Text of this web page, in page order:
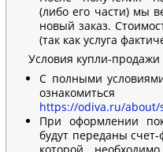
(либо его части) мы
новый заказ.
(так как услуга
Условия купли-продажи
С полными
https://odiva.ru/about/
При оформлении
будут переданы
которой